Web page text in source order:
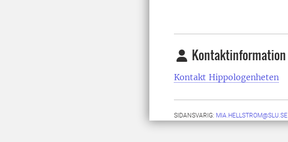
Kontaktinformation
Kontakt Hippologenheten
SIDANSVARIG: MIA.HELLSTROM@SLU.SE